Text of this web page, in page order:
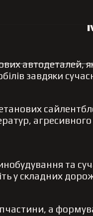
автодеталей,
завдяки
та
у складних
а